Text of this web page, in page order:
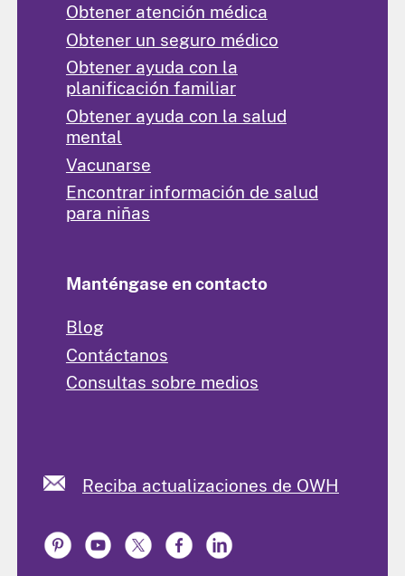
Obtener atención médica
Obtener un seguro médico
Obtener ayuda con la
planificación familiar
Obtener ayuda con la salud
mental
Vacunarse
Encontrar información de salud
para niñas
Manténgase en contacto
Blog
Contáctanos
Consultas sobre medios
Reciba actualizaciones de OWH